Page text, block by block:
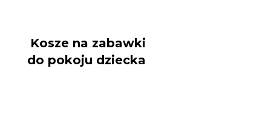
Kosze na zabawki
do pokoju dziecka